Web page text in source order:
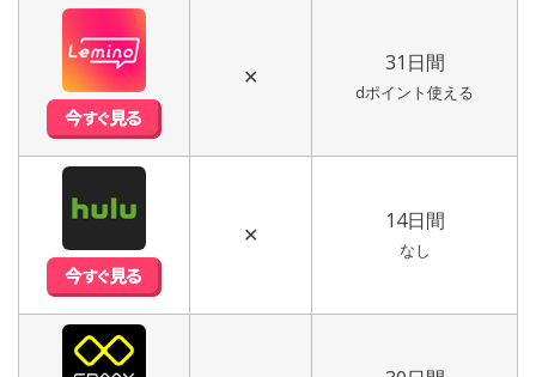
✕
31日間
dポイント使える
✕
14日間
なし